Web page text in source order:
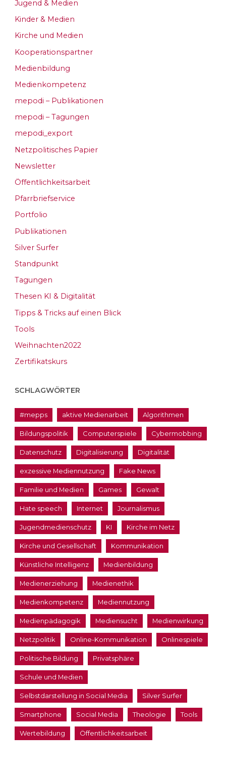
Jugend & Medien
Kinder & Medien
Kirche und Medien
Kooperationspartner
Medienbildung
Medienkompetenz
mepodi – Publikationen
mepodi – Tagungen
mepodi_export
Netzpolitisches Papier
Newsletter
Öffentlichkeitsarbeit
Pfarrbriefservice
Portfolio
Publikationen
Silver Surfer
Standpunkt
Tagungen
Thesen KI & Digitalität
Tipps & Tricks auf einen Blick
Tools
Weihnachten2022
Zertifikatskurs
SCHLAGWÖRTER
#mepps aktive Medienarbeit Algorithmen
Bildungspolitik Computerspiele Cybermobbing
Datenschutz Digitalisierung Digitalität
exzessive Mediennutzung Fake News
Familie und Medien Games Gewalt
Hate speech Internet Journalismus
Jugendmedienschutz KI Kirche im Netz
Kirche und Gesellschaft Kommunikation
Künstliche Intelligenz Medienbildung
Medienerziehung Medienethik
Medienkompetenz Mediennutzung
Medienpädagogik Mediensucht Medienwirkung
Netzpolitik Online-Kommunikation Onlinespiele
Politische Bildung Privatsphäre
Schule und Medien
Selbstdarstellung in Social Media Silver Surfer
Smartphone Social Media Theologie Tools
Wertebildung Öffentlichkeitsarbeit